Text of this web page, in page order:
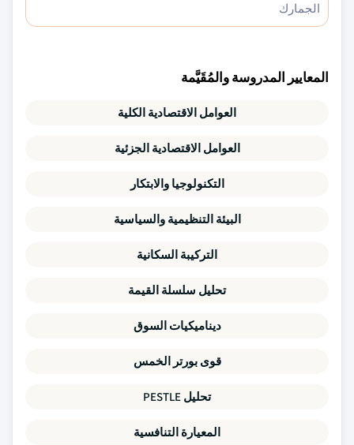
الجمارك
المعايير المدروسة والمُقَيَّمة
العوامل الاقتصادية الكلية
العوامل الاقتصادية الجزئية
التكنولوجيا والابتكار
البيئة التنظيمية والسياسية
التركيبة السكانية
تحليل سلسلة القيمة
ديناميكيات السوق
قوى بورتر الخمس
تحليل PESTLE
المعيارة التنافسية